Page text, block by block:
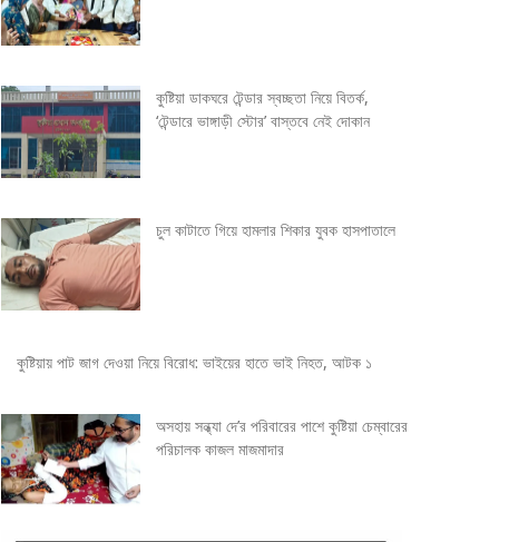
কুষ্টিয়া ডাকঘরে টেন্ডার স্বচ্ছতা নিয়ে বিতর্ক,
‘টেন্ডারে ভাঙ্গাড়ী স্টোর’ বাস্তবে নেই দোকান
চুল কাটাতে গিয়ে হামলার শিকার যুবক হাসপাতালে
কুষ্টিয়ায় পাট জাগ দেওয়া নিয়ে বিরোধ: ভাইয়ের হাতে ভাই নিহত, আটক ১
অসহায় সন্ধ্যা দে’র পরিবারের পাশে কুষ্টিয়া চেম্বারের
পরিচালক কাজল মাজমাদার